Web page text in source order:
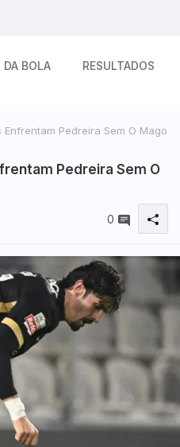
DA BOLA RESULTADOS
Pedreira Sem O Mago
Pedreira Sem O
0